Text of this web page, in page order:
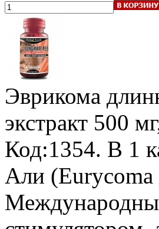
Эврикома
экстракт 500
Код:1354. В 1
Али (Eurycoma